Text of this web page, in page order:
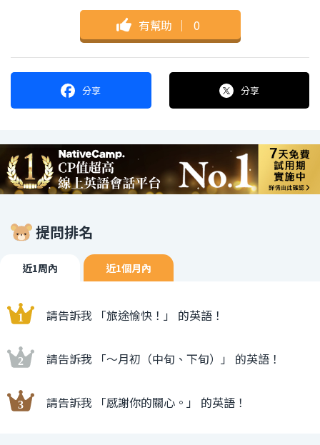
有幫助 ｜ 0
分享 分享
提問排名
近1周內 近1個月內
請告訴我 「旅途愉快！」 的英語！
請告訴我 「〜月初（中旬、下旬）」 的英語！
請告訴我 「感謝你的關心。」 的英語！